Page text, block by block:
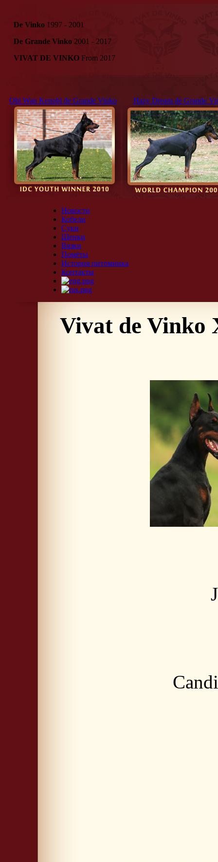
De Vinko 1997 - 2001
De Grande Vinko 2001 - 2017
VIVAT DE VINKO From 2017
Obi Wan Kenobi de Grande Vinko Hazy Dream de Grande
Новости
Кобели
Суки
Щенки
Вязки
Помёты
История питомника
Контакты
Vivat de Vinko